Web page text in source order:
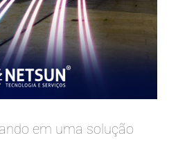
em uma solução